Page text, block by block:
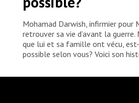
Mohamad Darwish, infirmier pour
retrouver sa vie d’avant la
que lui et sa famille ont vécu,
possible selon vous? Voici son